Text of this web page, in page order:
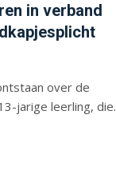
in verband
over de
jarige leerling,